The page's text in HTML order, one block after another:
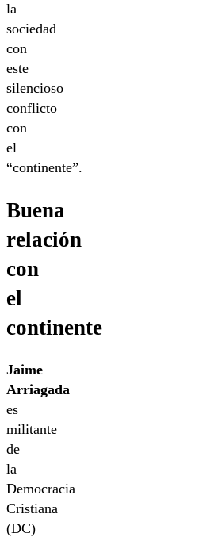
la
sociedad
con
este
silencioso
conflicto
con
el
“continente”.
Buena
relación
con
el
continente
Jaime
Arriagada
es
militante
de
la
Democracia
Cristiana
(DC)